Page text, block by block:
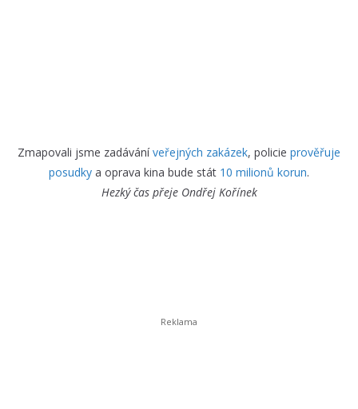
Zmapovali jsme zadáváníveřejných zakázek, policie prověřuje
posudky a oprava kina bude stát 10 milionů korun.
Hezký čas přeje Ondřej Kořínek